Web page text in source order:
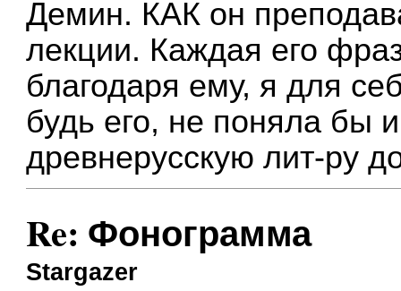
Демин. КАК он
лекции. Каждая его
благодаря ему, я для
будь его, не поняла бы
древнерусскую лит-ру
Re: Фонограмма
Stargazer